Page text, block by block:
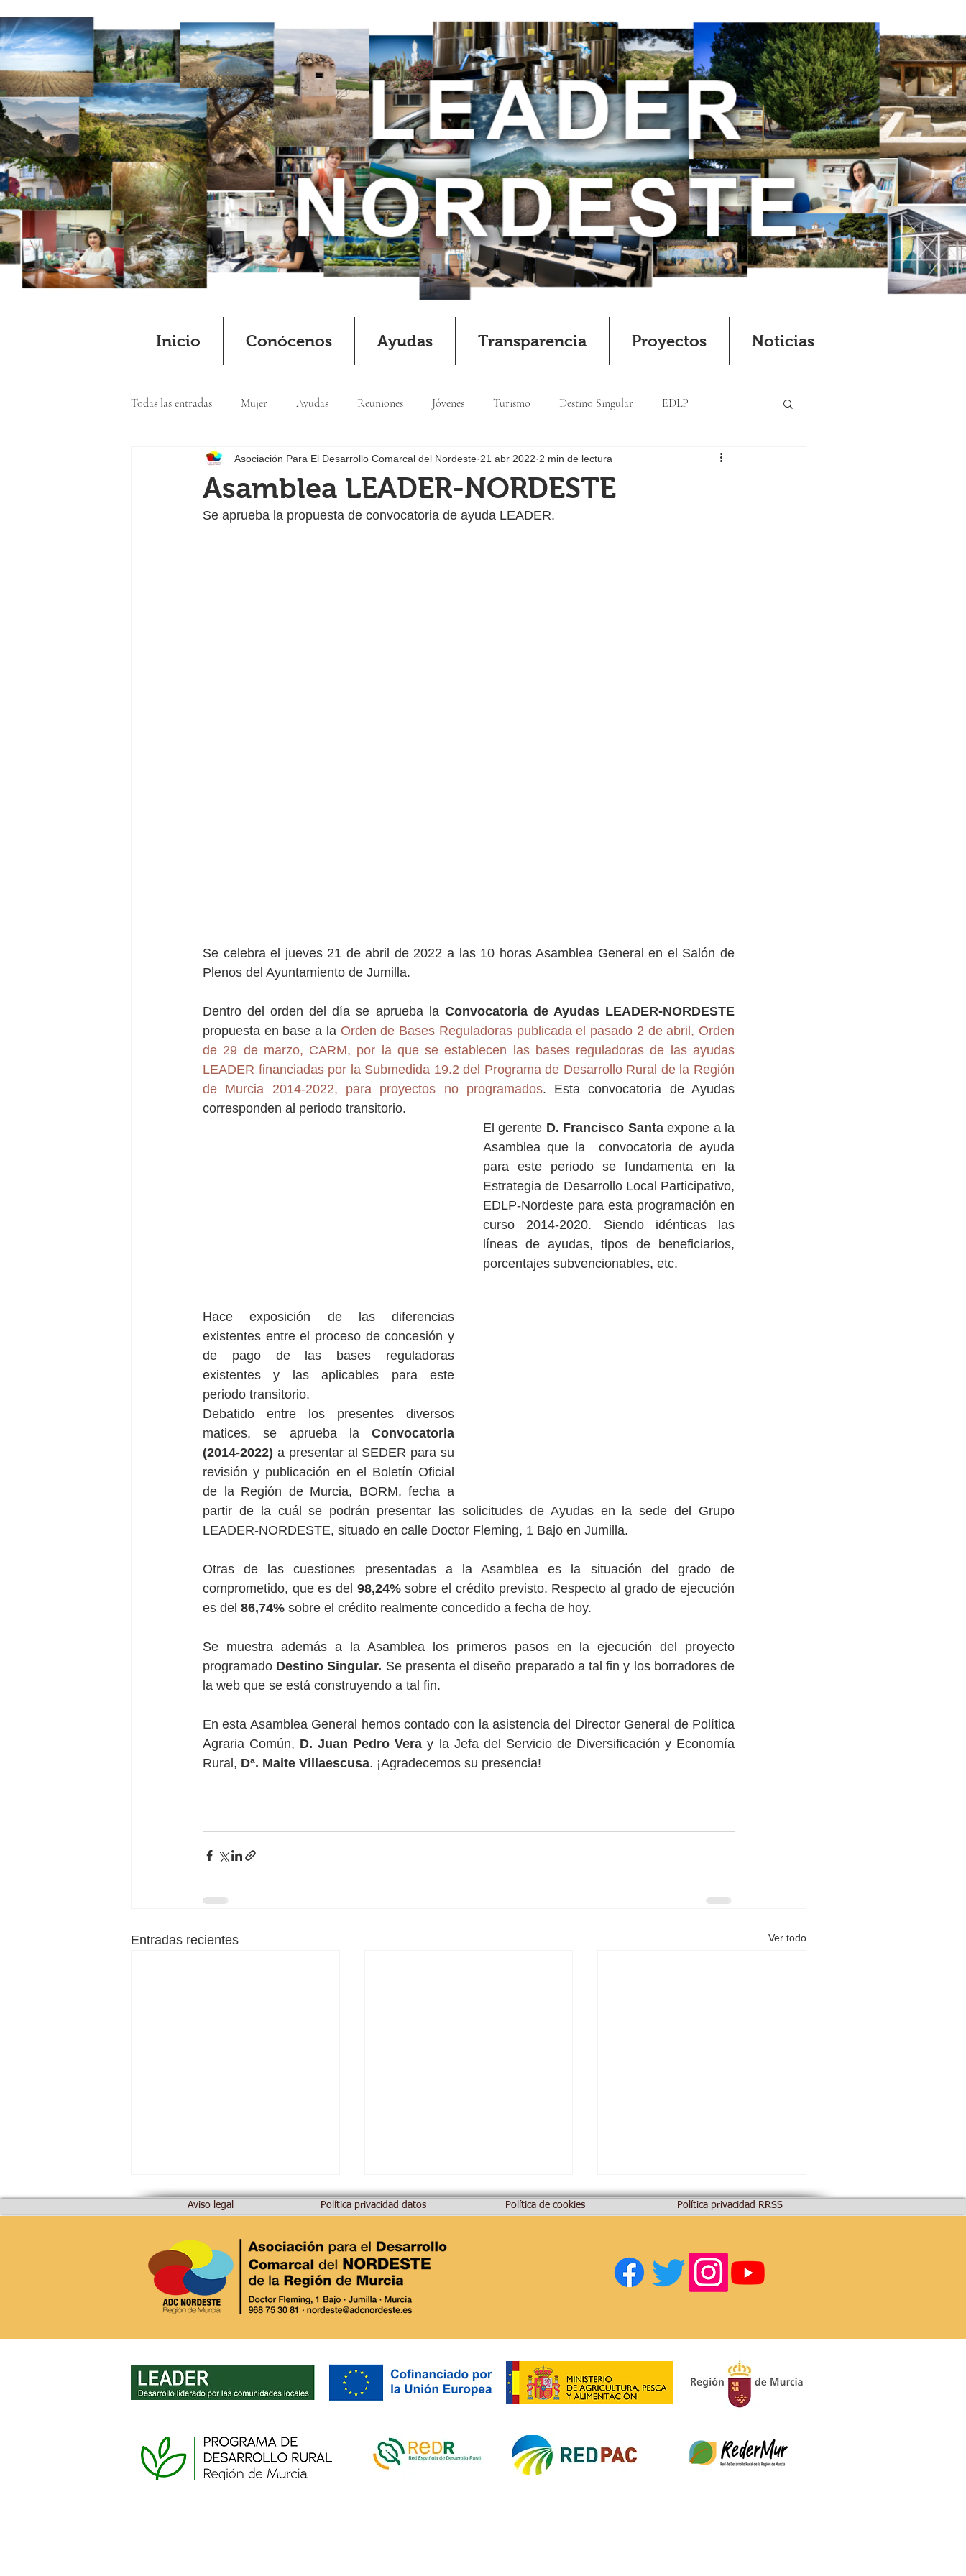
Inicio Conócenos Ayudas Transparencia Proyectos Noticias
Todas las entradas Mujer Ayudas Reuniones Jóvenes Turismo Destino Singular EDLP
Cooperación
Asamblea LEADER-NORDESTE
Asociación Para El Desarrollo Comarcal del Nordeste 21 abr 2022 2 min de lectura
Se aprueba la propuesta de convocatoria de ayuda LEADER.
Se celebra el jueves 21 de abril de 2022 a las 10 horas Asamblea General en el Salón de
Plenos del Ayuntamiento de Jumilla.
Dentro del orden del día se aprueba la
propuesta en base a la Orden de Bases Reguladoras publicada el pasado 2 de abril, Orden
de 29 de marzo, CARM, por la que se establecen las bases reguladoras de las ayudas
LEADER financiadas por la Submedida 19.2 del Programa de Desarrollo Rural de la Región
de Murcia 2014-2022, para proyectos no programados. Esta convocatoria de Ayudas
corresponden al periodo transitorio.
El gerente D. Francisco Santa expone a la
Asamblea que la  convocatoria de ayuda
para este periodo se fundamenta en la
Estrategia de Desarrollo Local Participativo,
EDLP-Nordeste para esta programación en
curso 2014-2020. Siendo idénticas las
líneas de ayudas, tipos de beneficiarios,
porcentajes subvencionables, etc.
Hace exposición de las diferencias
existentes entre el proceso de concesión y
de pago de las bases reguladoras
existentes y las aplicables para este
periodo transitorio.
Debatido entre los presentes diversos
matices, se aprueba la Convocatoria
(2014-2022) a presentar al SEDER para su
revisión y publicación en el Boletín Oficial
de la Región de Murcia, BORM, fecha a
partir de la cuál se podrán presentar las solicitudes de Ayudas en la sede del Grupo
LEADER-NORDESTE, situado en calle Doctor Fleming, 1 Bajo en Jumilla.
Otras de las cuestiones presentadas a la Asamblea es la situación del grado de
comprometido, que es del 98,24% sobre el crédito previsto. Respecto al grado de ejecución
es del 86,74% sobre el crédito realmente concedido a fecha de hoy.
Se muestra además a la Asamblea los primeros pasos en la ejecución del proyecto
programado Destino Singular. Se presenta el diseño preparado a tal fin y los borradores de
la web que se está construyendo a tal fin.
En esta Asamblea General hemos contado con la asistencia del Director General de Política
Agraria Común, D. Juan Pedro Vera y la Jefa del Servicio de Diversificación y Economía
Rural, Dª. Maite Villaescusa. ¡Agradecemos su presencia!
Entradas recientes Ver todo
AVISO IMPORTANTE: Cierre
Ayuntamiento de Abanilla:
proyectos productivos y no
Aviso legal Política privacidad datos Política de cookies Política privacidad RRSS